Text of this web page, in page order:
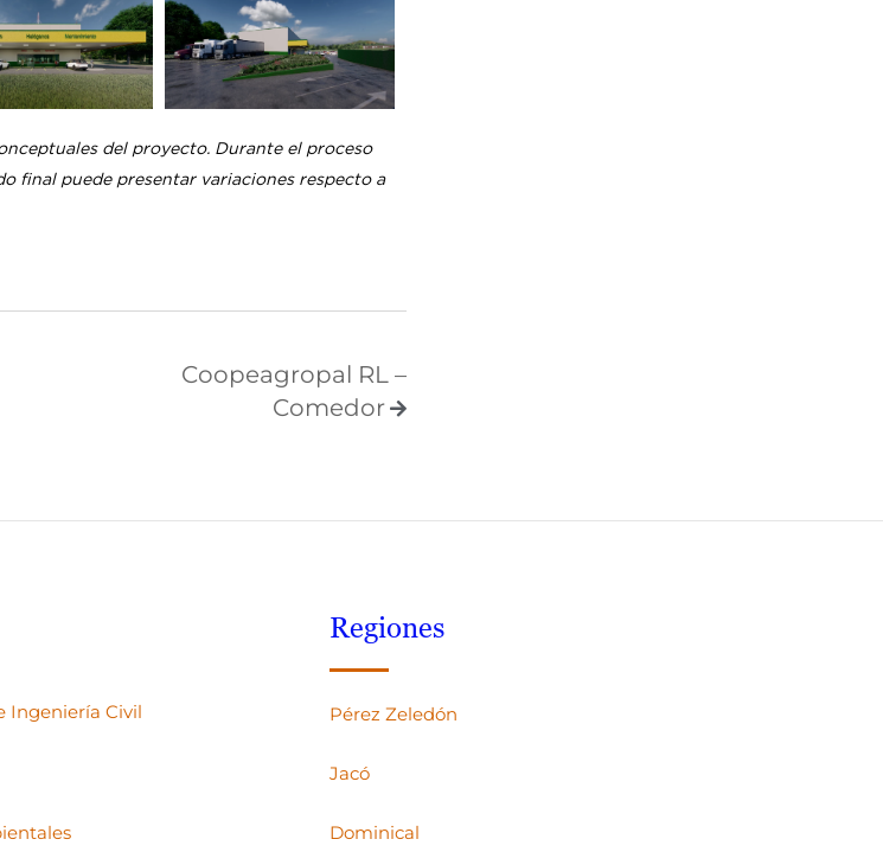
del proyecto. Durante el proceso
final puede presentar variaciones respecto a
Coopeagropal RL –
Comedor
Ingeniería Civil
Regiones
Pérez Zeledón
Jacó
Dominical